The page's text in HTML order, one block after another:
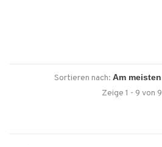
Sortieren nach:
Zeige 1 - 9 von 9